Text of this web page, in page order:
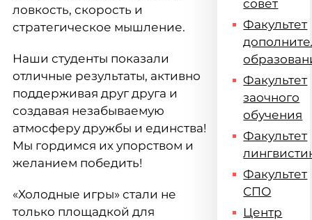
ловкость, скорость и
стратегическое мышление.
Наши студенты показали
отличные результаты, активно
поддерживая друг друга и
создавая незабываемую
атмосферу дружбы и единства!
Мы гордимся их упорством и
желанием победить!
«Холодные игры» стали не
только площадкой для
совет
Факультет
Факультет
заочного
обучения
Факультет
Факультет
СПО
Центр